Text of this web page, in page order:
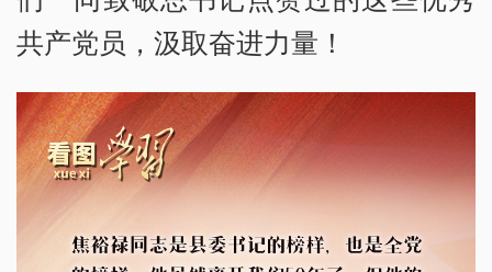
共产党员，汲取奋进力量！